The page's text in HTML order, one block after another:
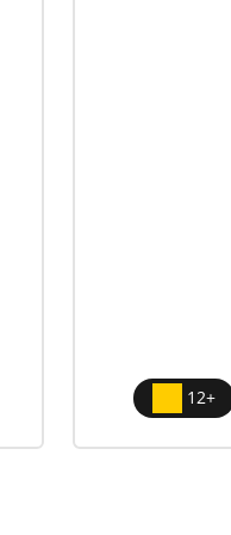
12+